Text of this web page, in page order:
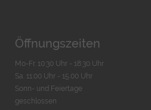
Öffnungszeiten
Mo-Fr. 10:30 Uhr - 18:30 Uhr
Sa. 11:00 Uhr - 15.00 Uhr
Sonn- und Feiertage
geschlossen